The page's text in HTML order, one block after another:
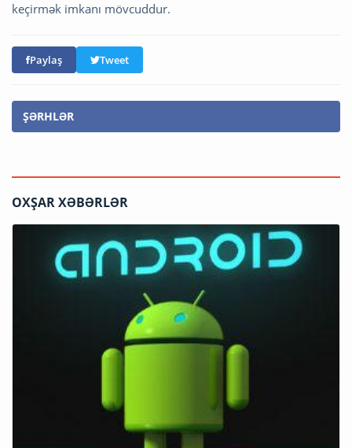
keçirmək imkanı mövcuddur.
Paylaş Tweet
ŞƏRHLƏR
OXŞAR XƏBƏRLƏR